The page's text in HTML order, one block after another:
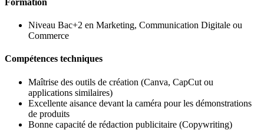
Niveau Bac+2 en Marketing, Communication Digitale ou
Commerce
Compétences techniques
Maîtrise des outils de création (Canva, CapCut ou
applications similaires)
Excellente aisance devant la caméra pour les démonstrations
de produits
Bonne capacité de rédaction publicitaire (Copywriting)